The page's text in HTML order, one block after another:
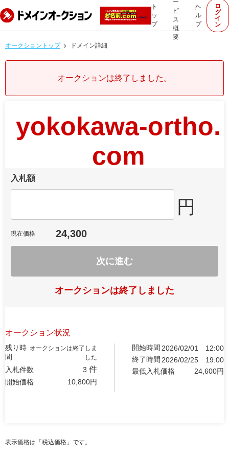
ト
ッ
プ
ー
ビ
ス
概
要
ヘ
ル
プ
ロ
グ
イ
ン
オークショントップ ドメイン詳細
オークションは終了しました。
yokokawa-ortho.
com
入札額
円
現在価格 24,300
次に進む
オークションは終了しました
オークション状況
残り時
間
オークションは終了しま
した
入札件数 3 件
開始価格 10,800円
開始時間 2026/02/01
12:00
終了時間 2026/02/25
19:00
最低入札価格
24,600円
表示価格は「税込価格」です。